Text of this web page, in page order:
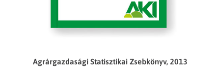
Agrárgazdasági Statisztikai Zsebkönyv, 2013